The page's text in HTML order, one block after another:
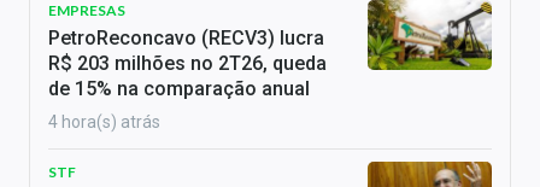
EMPRESAS
PetroReconcavo (RECV3) lucra
R$ 203 milhões no 2T26, queda
de 15% na comparação anual
4 hora(s) atrás
STF